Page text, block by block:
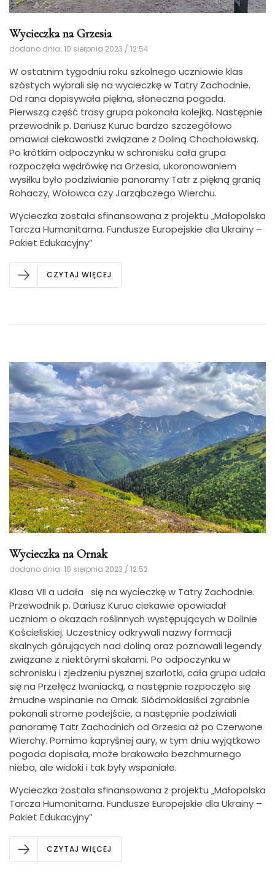
Wycieczka na Grzesia
dodano dnia: 10 sierpnia 2023 / 12:54
W ostatnim tygodniu roku szkolnego uczniowie klas
szóstych wybrali się na wycieczkę w Tatry Zachodnie.
Od rana dopisywała piękna, słoneczna pogoda.
Pierwszą część trasy grupa pokonała kolejką. Następnie
przewodnik p. Dariusz Kuruc bardzo szczegółowo
omawiał ciekawostki związane z Doliną Chochołowską.
Po krótkim odpoczynku w schronisku cała grupa
rozpoczęła wędrówkę na Grzesia, ukoronowaniem
wysiłku było podziwianie panoramy Tatr z piękną granią
Rohaczy, Wołowca czy Jarząbczego Wierchu.
Wycieczka została sfinansowana z projektu „Małopolska
Tarcza Humanitarna. Fundusze Europejskie dla Ukrainy –
Pakiet Edukacyjny”
CZYTAJ WIĘCEJ
Wycieczka na Ornak
dodano dnia: 10 sierpnia 2023 / 12:52
Klasa VII a udała się na wycieczkę w Tatry Zachodnie.
Przewodnik p. Dariusz Kuruc ciekawie opowiadał
uczniom o okazach roślinnych występujących w Dolinie
Kościeliskiej. Uczestnicy odkrywali nazwy formacji
skalnych górujących nad doliną oraz poznawali legendy
związane z niektórymi skałami. Po odpoczynku w
schronisku i zjedzeniu pysznej szarlotki, cała grupa udała
się na Przełęcz Iwaniacką, a następnie rozpoczęło się
żmudne wspinanie na Ornak. Siódmoklasiści zgrabnie
pokonali strome podejście, a następnie podziwiali
panoramę Tatr Zachodnich od Grzesia aż po Czerwone
Wierchy. Pomimo kapryśnej aury, w tym dniu wyjątkowo
pogoda dopisała, może brakowało bezchmurnego
nieba, ale widoki i tak były wspaniałe.
Wycieczka została sfinansowana z projektu „Małopolska
Tarcza Humanitarna. Fundusze Europejskie dla Ukrainy –
Pakiet Edukacyjny”
CZYTAJ WIĘCEJ